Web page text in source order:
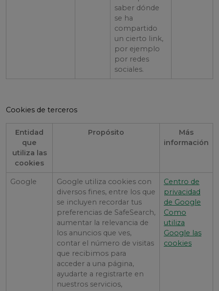
saber dónde
se ha
compartido
un cierto link,
por ejemplo
por redes
sociales.
Cookies de terceros
Entidad
que
utiliza las
cookies
Propósito
Más
información
Google
Google utiliza cookies con
diversos fines, entre los que
se incluyen recordar tus
preferencias de SafeSearch,
aumentar la relevancia de
los anuncios que ves,
contar el número de visitas
que recibimos para
acceder a una página,
ayudarte a registrarte en
nuestros servicios,
Centro de
privacidad
de Google
Como
utiliza
Google las
cookies